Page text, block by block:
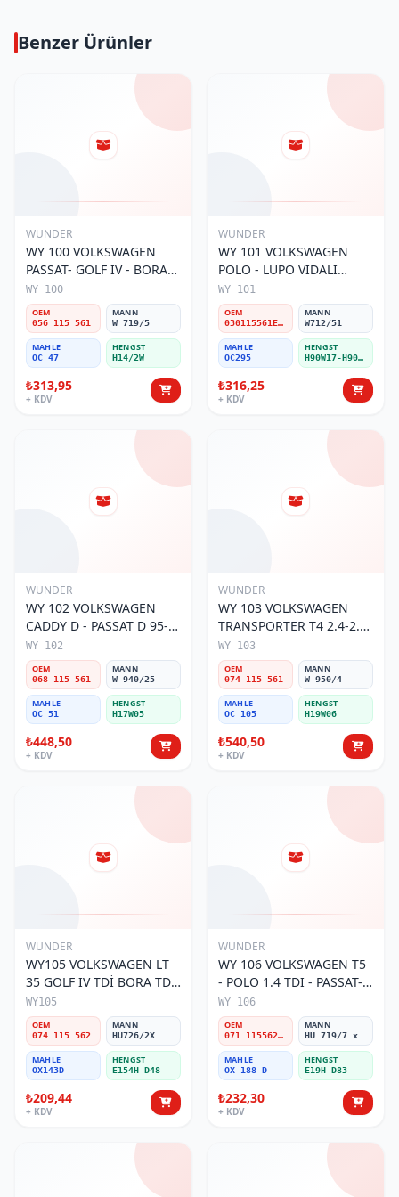
Benzer Ürünler
WUNDER
WY 100 VOLKSWAGEN
PASSAT- GOLF IV - BORA
056 115 561 Yağ Filtresi
WY 100
OEM
056 115 561
MANN
W 719/5
MAHLE
OC 47
HENGST
H14/2W
₺313,95
+ KDV
WUNDER
WY 101 VOLKSWAGEN
POLO - LUPO VIDALI
030115561E Yağ Filtresi
WY 101
OEM
030115561E / 030115561AA / 030115561AB / 030115561AD
MANN
W712/51
MAHLE
OC295
HENGST
H90W17-H90W11
₺316,25
+ KDV
WUNDER
WY 102 VOLKSWAGEN
CADDY D - PASSAT D 95-
01 068 115 561 Yağ
Filtresi
WY 102
OEM
068 115 561
MANN
W 940/25
MAHLE
OC 51
HENGST
H17W05
₺448,50
+ KDV
WUNDER
WY 103 VOLKSWAGEN
TRANSPORTER T4 2.4-2.5
MOTOR 074 115 561 Yağ
Filtresi
WY 103
OEM
074 115 561
MANN
W 950/4
MAHLE
OC 105
HENGST
H19W06
₺540,50
+ KDV
WUNDER
WY105 VOLKSWAGEN LT
35 GOLF IV TDİ BORA TDİ
074 115 562 Yağ Filtresi
WY105
OEM
074 115 562
MANN
HU726/2X
MAHLE
OX143D
HENGST
E154H D48
₺209,44
+ KDV
WUNDER
WY 106 VOLKSWAGEN T5
- POLO 1.4 TDI - PASSAT-
JETTA 03-11 071 115562 A
Yağ Filtresi
WY 106
OEM
071 115562 A
MANN
HU 719/7 x
MAHLE
OX 188 D
HENGST
E19H D83
₺232,30
+ KDV